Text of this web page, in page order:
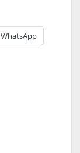
WhatsApp